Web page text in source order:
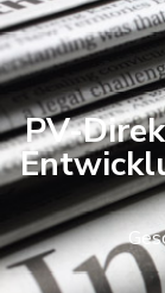
PV-